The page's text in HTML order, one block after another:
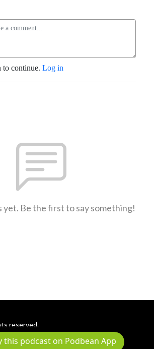
to continue. Log in
yet. Be the first to say something!
reserved.
this podcast on Podbean App